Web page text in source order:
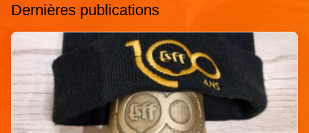
Dernières publications